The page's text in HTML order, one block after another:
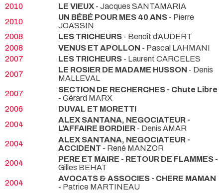
2010
LE VIEUX - Jacques SANTAMARIA
2010
UN BÉBÉ POUR MES 40 ANS - Pierre
JOASSIN
2008
LES TRICHEURS - Benoît d'AUDERT
2008
VENUS ET APOLLON - Pascal LAHMANI
2007
LES TRICHEURS - Laurent CARCELES
2007
LE ROSIER DE MADAME HUSSON - Denis
MALLEVAL
2007
SECTION DE RECHERCHES - Chute Libre
- Gérard MARX
2006
DUVAL ET MORETTI
2004
ALEX SANTANA, NEGOCIATEUR -
L'AFFAIRE BORDIER - Denis AMAR
2004
ALEX SANTANA, NEGOCIATEUR -
ACCIDENT - René MANZOR
2004
PERE ET MAIRE - RETOUR DE FLAMMES -
Gilles BEHAT
2004
AVOCATS & ASSOCIES - CHERE MAMAN
- Patrice MARTINEAU